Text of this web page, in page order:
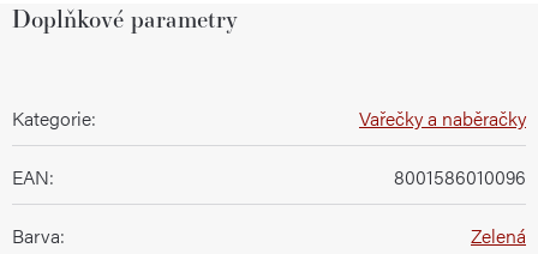
Doplňkové parametry
Kategorie: Vařečky a naběračky
EAN: 8001586010096
Barva: Zelená